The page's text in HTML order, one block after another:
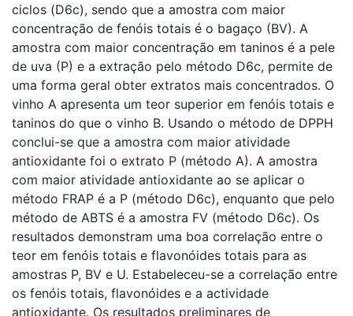
ciclos (D6c), sendo que a amostra com maior
concentração de fenóis totais é o bagaço (BV). A
amostra com maior concentração em taninos é a pele
de uva (P) e a extração pelo método D6c, permite de
uma forma geral obter extratos mais concentrados. O
vinho A apresenta um teor superior em fenóis totais e
taninos do que o vinho B. Usando o método de DPPH
conclui-se que a amostra com maior atividade
antioxidante foi o extrato P (método A). A amostra
com maior atividade antioxidante ao se aplicar o
método FRAP é a P (método D6c), enquanto que pelo
método de ABTS é a amostra FV (método D6c). Os
resultados demonstram uma boa correlação entre o
teor em fenóis totais e flavonóides totais para as
amostras P, BV e U. Estabeleceu-se a correlação entre
os fenóis totais, flavonóides e a actividade
antioxidante. Os resultados preliminares de